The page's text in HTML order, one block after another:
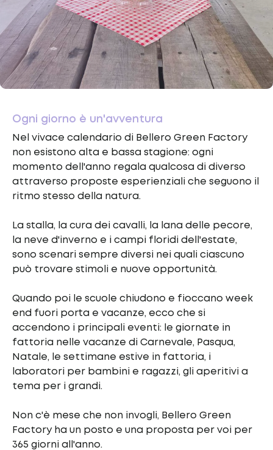
Ogni giorno è un'avventura
Nel vivace calendario di Bellero Green Factory
non esistono alta e bassa stagione: ogni
momento dell'anno regala qualcosa di diverso
attraverso proposte esperienziali che seguono il
ritmo stesso della natura.
La stalla, la cura dei cavalli, la lana delle pecore,
la neve d'inverno e i campi floridi dell'estate,
sono scenari sempre diversi nei quali ciascuno
può trovare stimoli e nuove opportunità.
Quando poi le scuole chiudono e fioccano week
end fuori porta e vacanze, ecco che si
accendono i principali eventi: le giornate in
fattoria nelle vacanze di Carnevale, Pasqua,
Natale, le settimane estive in fattoria, i
laboratori per bambini e ragazzi, gli aperitivi a
tema per i grandi.
Non c'è mese che non invogli, Bellero Green
Factory ha un posto e una proposta per voi per
365 giorni all'anno.